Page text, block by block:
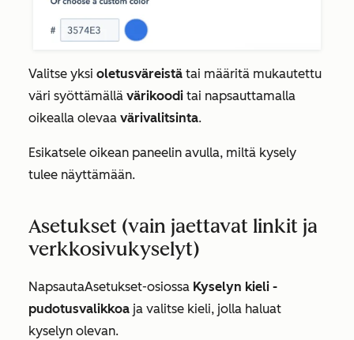
Valitse yksi oletusväreistä tai määritä mukautettu
väri syöttämällä värikoodi tai napsauttamalla
oikealla olevaa värivalitsinta.
Esikatsele oikean paneelin avulla, miltä kysely
tulee näyttämään.
Asetukset (vain jaettavat linkit ja
verkkosivukyselyt)
NapsautaAsetukset-osiossa Kyselyn kieli -
pudotusvalikkoa ja valitse kieli, jolla haluat
kyselyn olevan.